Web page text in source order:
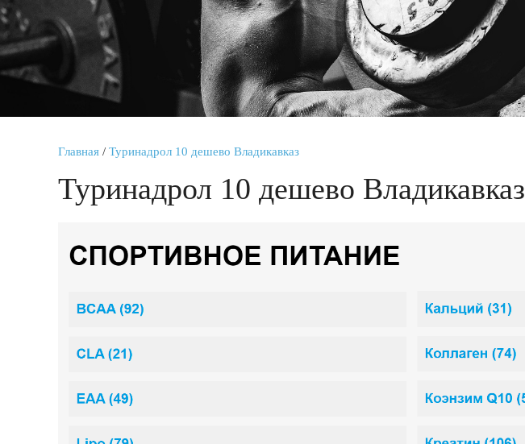
Главная / Туринадрол 10 дешево Владикавказ
Туринадрол 10 дешево Владикавказ